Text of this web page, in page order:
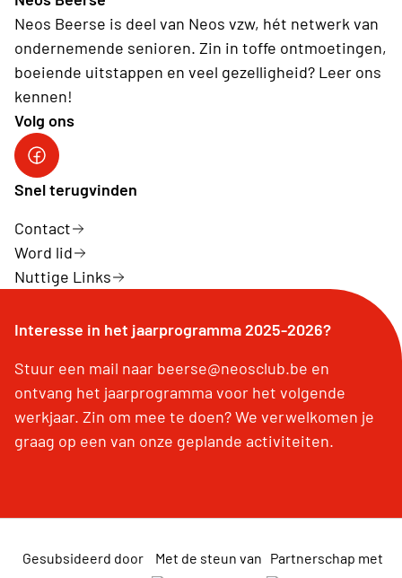
Neos Beerse is deel van Neos vzw, hét netwerk van
ondernemende senioren. Zin in toffe ontmoetingen,
boeiende uitstappen en veel gezelligheid? Leer ons
kennen!
Volg ons
Facebook
Snel terugvinden
Contact
Word lid
Nuttige Links
Interesse in het jaarprogramma 2025-2026?
Stuur een mail naar beerse@neosclub.be en
ontvang het jaarprogramma voor het volgende
werkjaar. Zin om mee te doen? We verwelkomen je
graag op een van onze geplande activiteiten.
Gesubsideerd door Met de steun van Partnerschap met